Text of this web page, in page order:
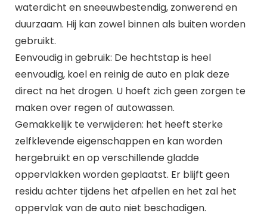
waterdicht en sneeuwbestendig, zonwerend en
duurzaam. Hij kan zowel binnen als buiten worden
gebruikt.
Eenvoudig in gebruik: De hechtstap is heel
eenvoudig, koel en reinig de auto en plak deze
direct na het drogen. U hoeft zich geen zorgen te
maken over regen of autowassen.
Gemakkelijk te verwijderen: het heeft sterke
zelfklevende eigenschappen en kan worden
hergebruikt en op verschillende gladde
oppervlakken worden geplaatst. Er blijft geen
residu achter tijdens het afpellen en het zal het
oppervlak van de auto niet beschadigen.